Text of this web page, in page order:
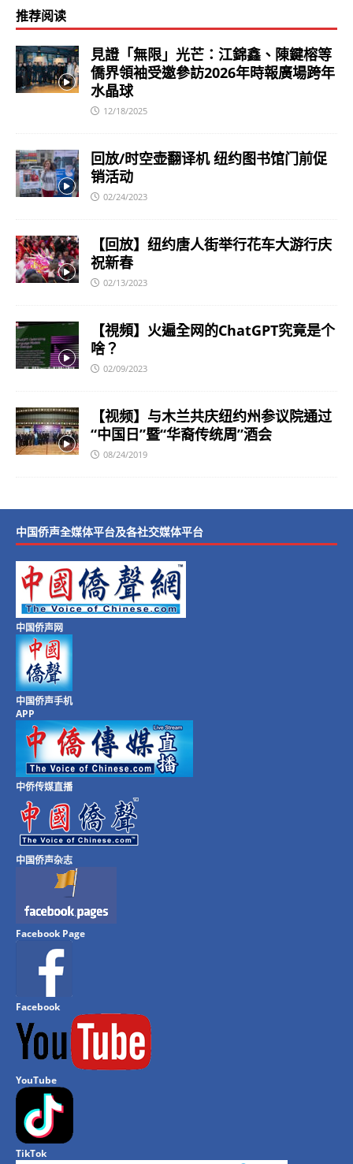
推荐阅读
見證「無限」光芒：江錦鑫、陳鍵榕等
僑界領袖受邀參訪2026年時報廣場跨年
水晶球
12/18/2025
回放/时空壶翻译机 纽约图书馆门前促
销活动
02/24/2023
【回放】纽约唐人街举行花车大游行庆
祝新春
02/13/2023
【視頻】火遍全网的ChatGPT究竟是个
啥？
02/09/2023
【视频】与木兰共庆纽约州参议院通过
“中国日”暨“华裔传统周”酒会
08/24/2019
中国侨声全媒体平台及各社交媒体平台
中国侨声网
中国侨声手机
APP
中侨传媒直播
中国侨声杂志
Facebook Page
Facebook
YouTube
TikTok